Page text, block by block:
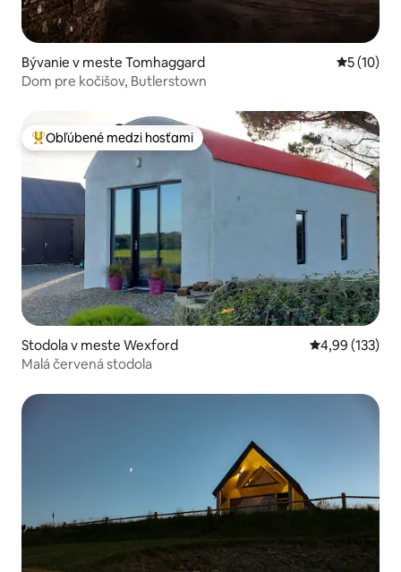
Bývanie v meste Tomhaggard
5 (10)
Dom pre kočišov, Butlerstown
Najobľúbenejšie medzi hosťami
Obľúbené medzi hosťami
Stodola v meste Wexford Priemerné
4,99 (133)
Malá červená stodola